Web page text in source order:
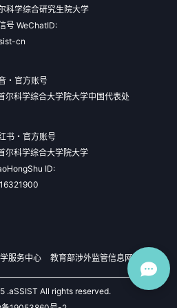
科学综合研究生院大学
号 WeChatID:
cn
・官方账号
尔科学综合大学院大学中国代表处
书・官方账号
尔科学综合大学院大学
ID:
服务中心 教育部涉外监管信息网
.aSSIST All rights reserved.